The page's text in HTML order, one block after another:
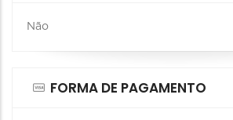
Não
FORMA DE PAGAMENTO